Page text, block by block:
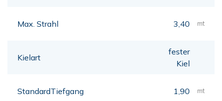
Max. Strahl 3,40 mt
Kielart
fester
Kiel
StandardTiefgang 1,90 mt